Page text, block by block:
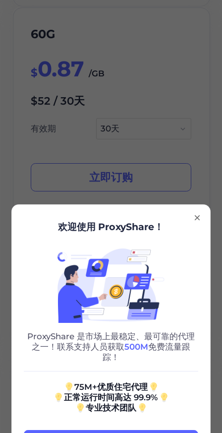
60G
$0.87 /GB
$52 / 30天
有效期
立即订购
城市/国家选择
无限会话
无限带宽
Http/Socks5
0.85
欢迎使用 ProxyShare！
ProxyShare 是市场上最稳定、最可靠的代理
之一！联系支持人员获取500M免费流量跟
踪！
75M+优质住宅代理
正常运行时间高达 99.9%
专业技术团队